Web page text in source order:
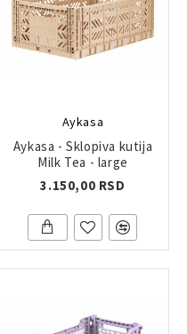
Aykasa
Aykasa - Sklopiva kutija
Milk Tea - large
3.150,00 RSD